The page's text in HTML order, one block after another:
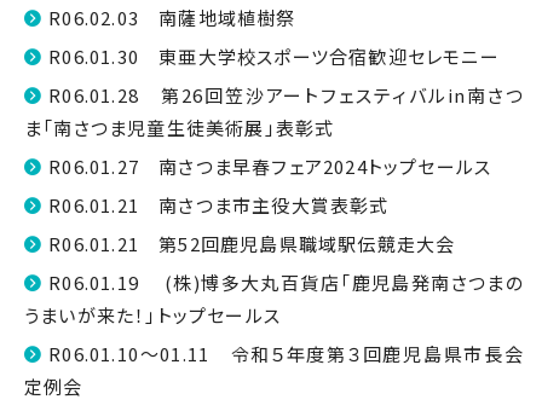
R06.02.03 南薩地域植樹祭
R06.01.30 東亜大学校スポーツ合宿歓迎セレモニー
R06.01.28 第26回笠沙アートフェスティバルin南さつ
ま「南さつま児童生徒美術展」表彰式
R06.01.27 南さつま早春フェア2024トップセールス
R06.01.21 南さつま市主役大賞表彰式
R06.01.21 第52回鹿児島県職域駅伝競走大会
R06.01.19 (株)博多大丸百貨店「鹿児島発南さつまの
うまいが来た！」トップセールス
R06.01.10～01.11 令和５年度第３回鹿児島県市長会
定例会